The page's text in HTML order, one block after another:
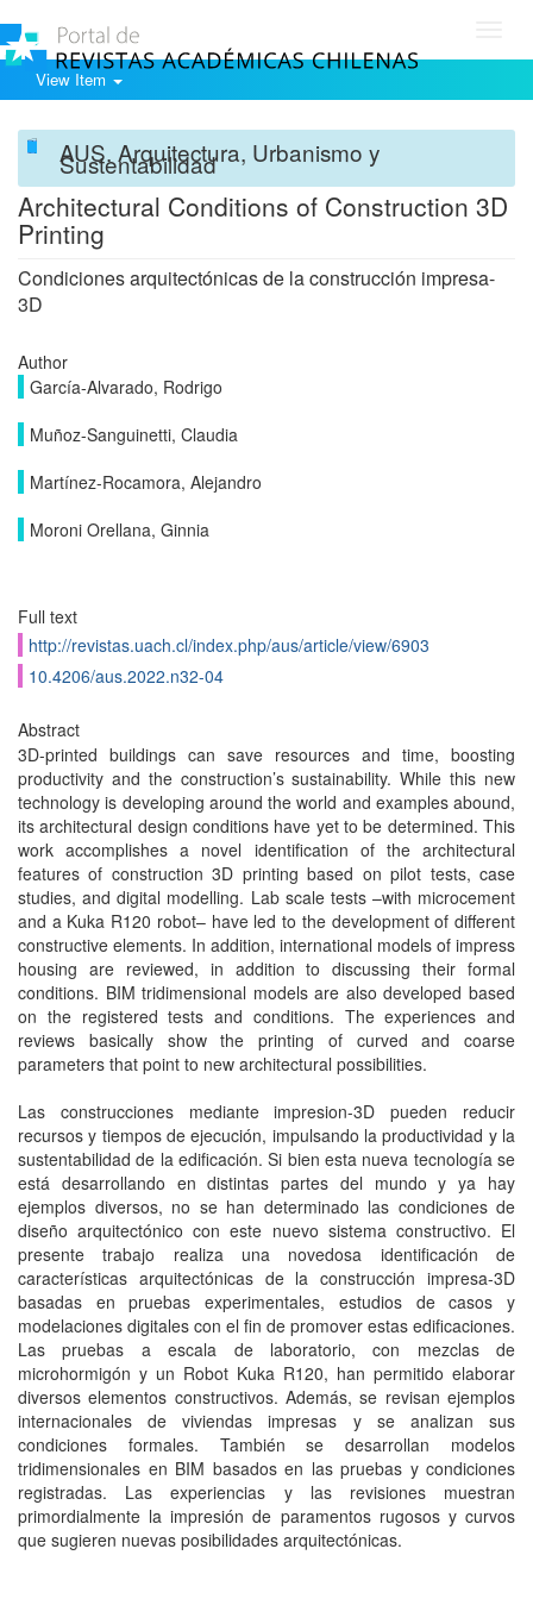
View Item
AUS. Arquitectura, Urbanismo y
Sustentabilidad
Architectural Conditions of Construction 3D
Printing
Condiciones arquitectónicas de la construcción impresa-
3D
Author
García-Alvarado, Rodrigo
Muñoz-Sanguinetti, Claudia
Martínez-Rocamora, Alejandro
Moroni Orellana, Ginnia
Full text
http://revistas.uach.cl/index.php/aus/article/view/6903
10.4206/aus.2022.n32-04
Abstract
3D-printed buildings can save resources and time, boosting
productivity and the construction’s sustainability. While this new
technology is developing around the world and examples abound,
its architectural design conditions have yet to be determined. This
work accomplishes a novel identification of the architectural
features of construction 3D printing based on pilot tests, case
studies, and digital modelling. Lab scale tests –with microcement
and a Kuka R120 robot– have led to the development of different
constructive elements. In addition, international models of impress
housing are reviewed, in addition to discussing their formal
conditions. BIM tridimensional models are also developed based
on the registered tests and conditions. The experiences and
reviews basically show the printing of curved and coarse
parameters that point to new architectural possibilities.
Las construcciones mediante impresion-3D pueden reducir
recursos y tiempos de ejecución, impulsando la productividad y la
sustentabilidad de la edificación. Si bien esta nueva tecnología se
está desarrollando en distintas partes del mundo y ya hay
ejemplos diversos, no se han determinado las condiciones de
diseño arquitectónico con este nuevo sistema constructivo. El
presente trabajo realiza una novedosa identificación de
características arquitectónicas de la construcción impresa-3D
basadas en pruebas experimentales, estudios de casos y
modelaciones digitales con el fin de promover estas edificaciones.
Las pruebas a escala de laboratorio, con mezclas de
microhormigón y un Robot Kuka R120, han permitido elaborar
diversos elementos constructivos. Además, se revisan ejemplos
internacionales de viviendas impresas y se analizan sus
condiciones formales. También se desarrollan modelos
tridimensionales en BIM basados en las pruebas y condiciones
registradas. Las experiencias y las revisiones muestran
primordialmente la impresión de paramentos rugosos y curvos
que sugieren nuevas posibilidades arquitectónicas.